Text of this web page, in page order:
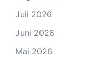
Juli 2026
Juni 2026
Mai 2026